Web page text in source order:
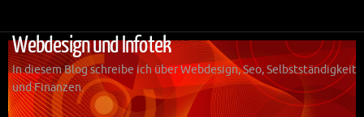
springen
Webdesign und Infotek
In diesem Blog schreibe ich über Webdesign, Seo, Selbstständigkeit
und Finanzen.